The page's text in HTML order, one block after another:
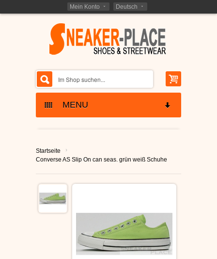
Mein Konto Deutsch
MENU
ETNIES SCHUHE
GLOBE SCHUHE
SLIP ON
KINDER SKATERSCHUHE
RESTPOSTEN
SCHUHE RESTPOSTEN
MARKEN - BRANDS
Startseite
›
Converse AS Slip On can seas. grün weiß Schuhe